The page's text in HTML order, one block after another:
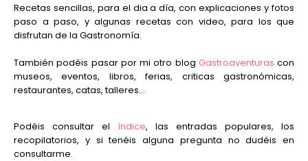
Recetas sencillas, para el dia a día, con explicaciones y fotos
paso a paso, y algunas recetas con video, para los que
disfrutan de la Gastronomía.
También podéis pasar por mi otro blog Gastroaventuras con
museos, eventos, libros, ferias, criticas gastronómicas,
restaurantes, catas, talleres...
Podéis consultar el índice, las entradas populares, los
recopilatorios, y si tenéis alguna pregunta no dudéis en
consultarme.